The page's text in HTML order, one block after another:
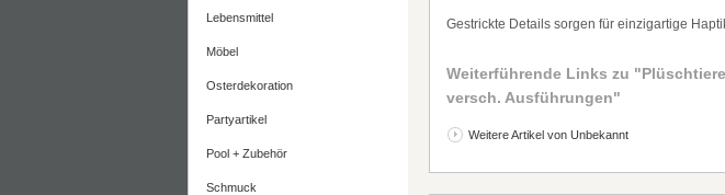
Lebensmittel
Möbel
Osterdekoration
Partyartikel
Pool + Zubehör
Schmuck
Gestrickte Details sorgen für einzigartige
Weiterführende Links zu
versch. Ausführungen"
Weitere Artikel von Unbekannt